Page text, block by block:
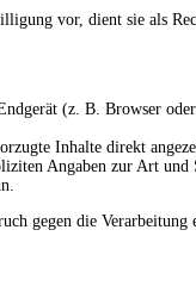
vor, dient sie als
(z. B. Browser
Inhalte direkt
Angaben zur Art und
gegen die Verarbeitung